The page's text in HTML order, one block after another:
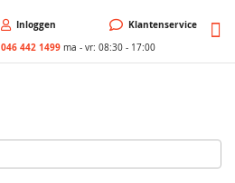
Inloggen Klantenservice
046 442 1499ma - vr: 08:30 - 17:00